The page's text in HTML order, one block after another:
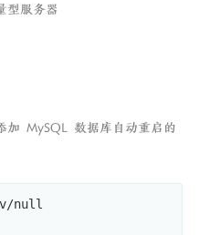
型服务器
加 MySQL 数据库自动重启的
null